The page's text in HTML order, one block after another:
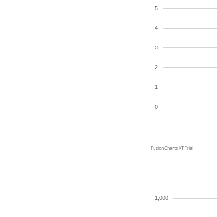
0
1
2
3
4
5
FusionCharts XT Trial
1,000